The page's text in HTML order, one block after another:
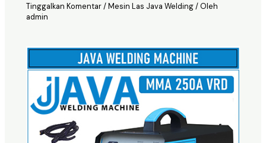
Tinggalkan Komentar/Mesin Las Java Welding/ Oleh
admin